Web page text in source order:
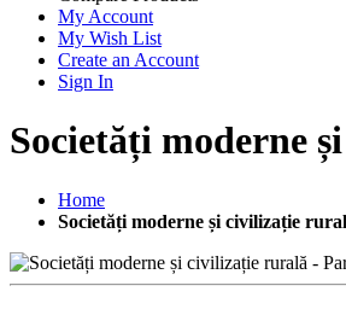
My Account
My Wish List
Create an Account
Sign In
Societăți moderne
Home
Societăți moderne și civilizație